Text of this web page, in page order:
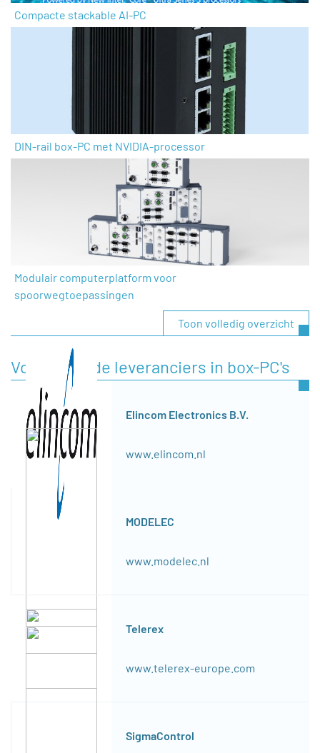
Compacte stackable AI-PC
DIN-rail box-PC met NVIDIA-processor
Modulair computerplatform voor
spoorwegtoepassingen
Toon volledig overzicht
Voorgestelde leveranciers in box-PC's
Elincom Electronics B.V.
www.elincom.nl
MODELEC
www.modelec.nl
Telerex
www.telerex-europe.com
SigmaControl